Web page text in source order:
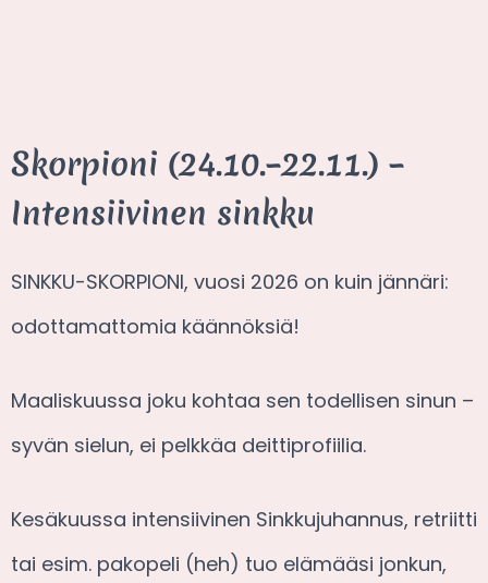
Skorpioni (24.10.–22.11.) –
Intensiivinen sinkku
SINKKU-SKORPIONI, vuosi 2026 on kuin jännäri:
odottamattomia käännöksiä!
Maaliskuussa joku kohtaa sen todellisen sinun –
syvän sielun, ei pelkkäa deittiprofiilia.
Kesäkuussa intensiivinen Sinkkujuhannus, retriitti
tai esim. pakopeli (heh) tuo elämääsi jonkun,